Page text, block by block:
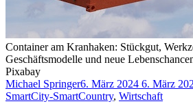
Container am Kranhaken: Stückgut,
Geschäftsmodelle und neue
Pixabay
Michael Springer6. März 2024 6. März
SmartCity-SmartCountry, Wirtschaft